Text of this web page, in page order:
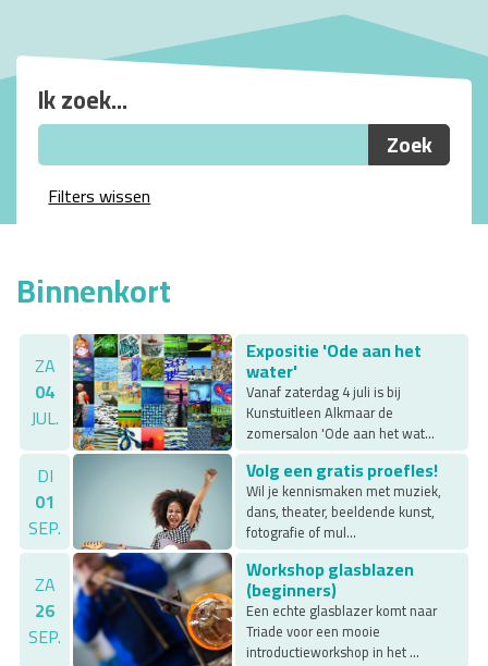
Ik zoek...
Filters wissen
Binnenkort
ZA
04
JUL.
Expositie 'Ode aan het
water'
Vanaf zaterdag 4 juli is bij
Kunstuitleen Alkmaar de
zomersalon 'Ode aan het wat...
DI
01
SEP.
Volg een gratis proefles!
Wil je kennismaken met muziek,
dans, theater, beeldende kunst,
fotografie of mul...
ZA
26
SEP.
Workshop glasblazen
(beginners)
Een echte glasblazer komt naar
Triade voor een mooie
introductieworkshop in het ...